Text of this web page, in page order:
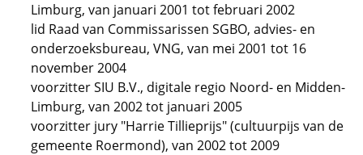
Limburg, van januari 2001 tot februari 2002
lid Raad van Commissarissen SGBO, advies- en
onderzoeksbureau, VNG, van mei 2001 tot 16
november 2004
voorzitter SIU B.V., digitale regio Noord- en Midden-
Limburg, van 2002 tot januari 2005
voorzitter jury "Harrie Tillieprijs" (cultuurpijs van de
gemeente Roermond), van 2002 tot 2009